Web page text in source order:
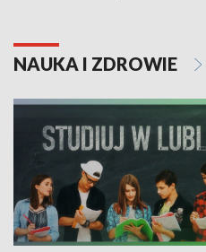
NAUKA I ZDROWIE